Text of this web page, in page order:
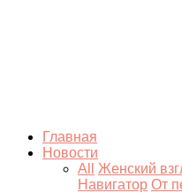
Главная
Новости
All
Женский
Навигатор От